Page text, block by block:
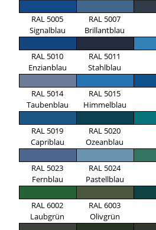
RAL 5005
Signalblau
RAL 5007
Brillantblau
RAL 5010
Enzianblau
RAL 5011
Stahlblau
RAL 5014
Taubenblau
RAL 5015
Himmelblau
RAL 5019
Capriblau
RAL 5020
Ozeanblau
RAL 5023
Fernblau
RAL 5024
Pastellblau
RAL 6002
Laubgrün
RAL 6003
Olivgrün